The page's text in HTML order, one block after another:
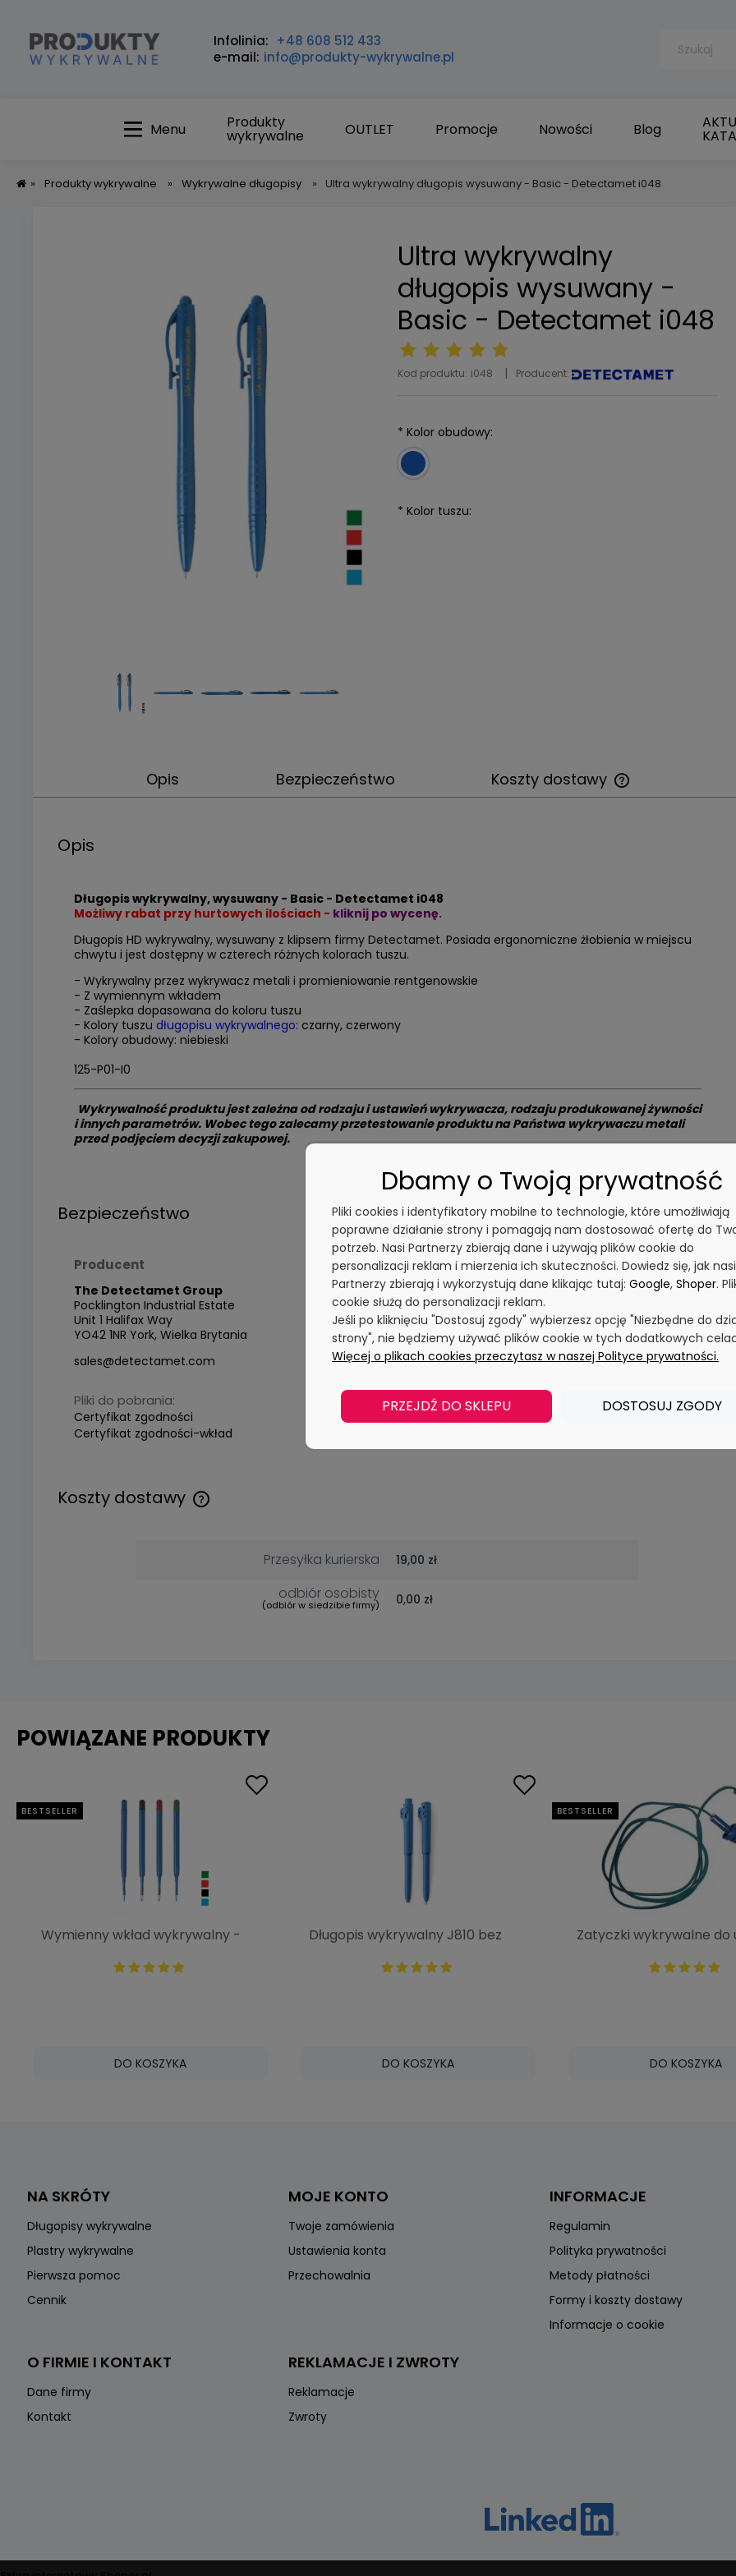
Infolinia: +48 608 512 433
e-mail: info@produkty-wykrywalne.pl
Menu Produkty
wykrywalne OUTLET Promocje Nowości Blog
» Produkty wykrywalne » Wykrywalne długopisy » Ultra wykrywalny długopis wysuwany - Basic - Detectamet i048
Ultra wykrywalny
długopis wysuwany -
Basic - Detectamet i048
Kod produktu: i048 Producent:
* Kolor obudowy:
* Kolor tuszu:
Opis Bezpieczeństwo Koszty dostawy
Opis
Długopis wykrywalny, wysuwany - Basic - Detectamet i048
Możliwy rabat przy hurtowych ilościach - kliknij po wycenę.
Długopis HD wykrywalny, wysuwany z klipsem firmy Detectamet. Posiada ergonomiczne żłobienia w miejscu
chwytu i jest dostępny w czterech różnych kolorach tuszu.
- Wykrywalny przez wykrywacz metali i promieniowanie rentgenowskie
- Z wymiennym wkładem
- Zaślepka dopasowana do koloru tuszu
- Kolory tuszu długopisu wykrywalnego: czarny, czerwony
- Kolory obudowy: niebieski
125-P01-I0
Wykrywalność produktu jest zależna od rodzaju i ustawień wykrywacza, rodzaju produkowanej żywności
i innych parametrów. Wobec tego zalecamy przetestowanie produktu na Państwa wykrywaczu metali
przed podjęciem decyzji zakupowej.
Bezpieczeństwo
Producent
The Detectamet Group
Pocklington Industrial Estate
Unit 1 Halifax Way
YO42 1NR York, Wielka Brytania
sales@detectamet.com
Pliki do pobrania:
Certyfikat zgodności
Certyfikat zgodności-wkład
Koszty dostawy
Przesyłka kurierska 19,00 zł
odbiór osobisty
(odbiór w siedzibie firmy) 0,00 zł
POWIĄZANE PRODUKTY
Wymienny wkład wykrywalny -
DO KOSZYKA
BESTSELLER
Długopis wykrywalny J810 bez
DO KOSZYKA
Zatyczki wykrywalne do
25 dB - 1778
DO KOSZYKA
BESTSELLER
NA SKRÓTY
Długopisy wykrywalne
Plastry wykrywalne
Pierwsza pomoc
Cennik
MOJE KONTO
Twoje zamówienia
Ustawienia konta
Przechowalnia
INFORMACJE
Regulamin
Polityka prywatności
Metody płatności
Formy i koszty dostawy
Informacje o cookie
O FIRMIE I KONTAKT
Dane firmy
Kontakt
REKLAMACJE I ZWROTY
Reklamacje
Zwroty
Dbamy o Twoją prywatność
Pliki cookies i identyfikatory mobilne to technologie, które umożliwiają
poprawne działanie strony i pomagają nam dostosować ofertę do
potrzeb. Nasi Partnerzy zbierają dane i używają plików cookie do
personalizacji reklam i mierzenia ich skuteczności. Dowiedz się, jak nasi
Partnerzy zbierają i wykorzystują dane klikając tutaj: Google, Shoper.
cookie służą do personalizacji reklam.
Jeśli po kliknięciu "Dostosuj zgody" wybierzesz opcję "Niezbędne do
strony", nie będziemy używać plików cookie w tych dodatkowych
Więcej o plikach cookies przeczytasz w naszej Polityce prywatności.
PRZEJDŹ DO SKLEPU DOSTOSUJ ZGODY